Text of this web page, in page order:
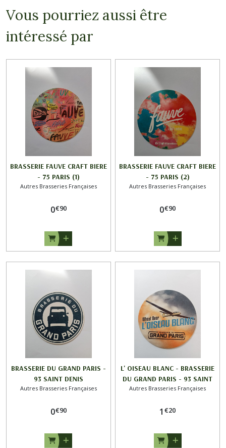
Vous pourriez aussi être
intéressé par
BRASSERIE FAUVE CRAFT BIERE
- 75 PARIS (1)
Autres Brasseries Françaises
0€90
BRASSERIE FAUVE CRAFT BIERE
- 75 PARIS (2)
Autres Brasseries Françaises
0€90
BRASSERIE DU GRAND PARIS -
93 SAINT DENIS
Autres Brasseries Françaises
0€90
L' OISEAU BLANC - BRASSERIE
DU GRAND PARIS - 93 SAINT
DENIS
Autres Brasseries Françaises
1 €20